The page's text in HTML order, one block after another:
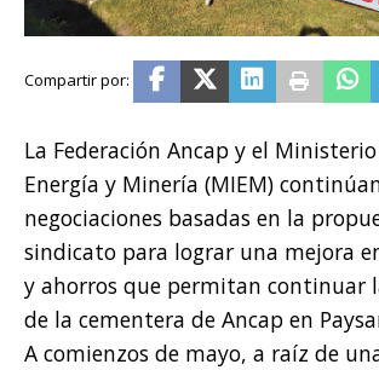
La Federación Ancap y el
Energía y Minería (MIEM)
negociaciones basadas en la
sindicato para lograr una mejora
y ahorros que permitan continuar
de la cementera de Ancap en
A comienzos de mayo, a raíz de